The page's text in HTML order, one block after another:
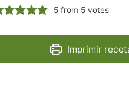
5 from 5 votes
Imprimir